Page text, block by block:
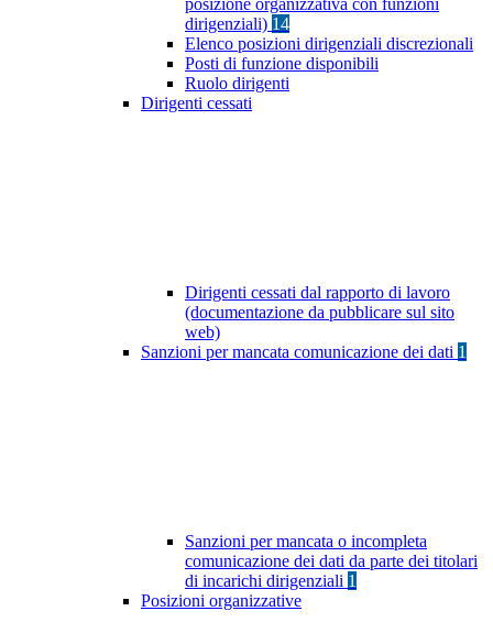
posizione organizzativa con funzioni
dirigenziali) 14
Elenco posizioni dirigenziali discrezionali
Posti di funzione disponibili
Ruolo dirigenti
Dirigenti cessati
Dirigenti cessati dal rapporto di lavoro
(documentazione da pubblicare sul sito
web)
Sanzioni per mancata comunicazione dei dati 1
Sanzioni per mancata o incompleta
comunicazione dei dati da parte dei titolari
di incarichi dirigenziali 1
Posizioni organizzative